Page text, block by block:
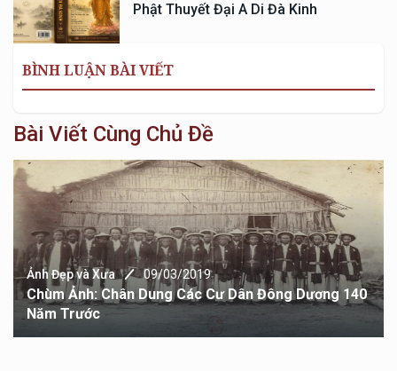
Phật Thuyết Đại A Di Đà Kinh
BÌNH LUẬN BÀI VIẾT
Bài Viết Cùng Chủ Đề
Ảnh Đẹp và Xưa 09/03/2019
Chùm Ảnh: Chân Dung Các Cư Dân Đông Dương 140
Năm Trước